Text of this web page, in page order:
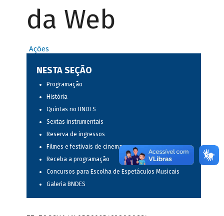
da Web
Ações
NESTA SEÇÃO
Programação
História
Quintas no BNDES
Sextas instrumentais
Reserva de ingressos
Filmes e festivais de cinema
Receba a programação
Concursos para Escolha de Espetáculos Musicais
Galeria BNDES